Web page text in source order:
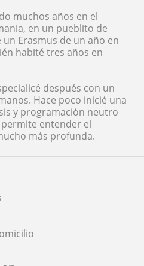
muchos años en el
en un pueblito de
Erasmus de un año en
habité tres años en
después con un
Hace poco inicié una
y programación neutro
entender el
más profunda.